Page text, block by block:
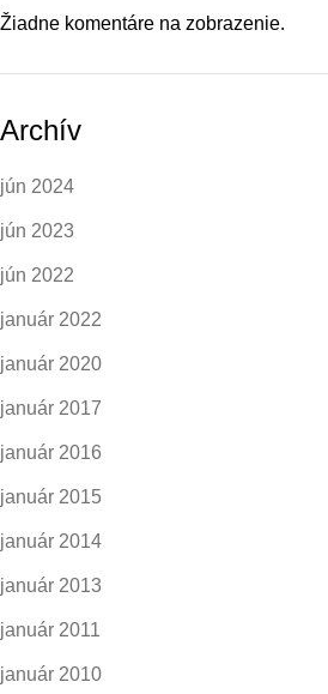
Žiadne komentáre na zobrazenie.
Archív
jún 2024
jún 2023
jún 2022
január 2022
január 2020
január 2017
január 2016
január 2015
január 2014
január 2013
január 2011
január 2010